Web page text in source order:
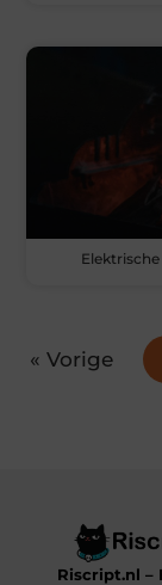
« Vorige
Riscript.nl –